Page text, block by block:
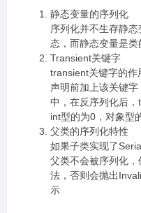
静态变量的序列化
序列化并不生存静
态，而静态变量是类
Transient关键字
transient关键字的作
声明前加上该关键
中，在反序列化后
int型的为0，对象型
父类的序列化特性
如果子类实现了
父类不会被序列化
法，否则会抛出
示